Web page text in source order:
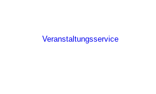
Veranstaltungsservice